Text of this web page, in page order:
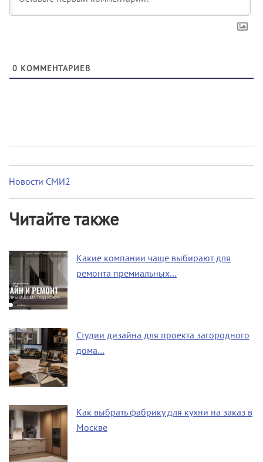
0 КОММЕНТАРИЕВ
Новости СМИ2
Читайте также
Какие компании чаще выбирают для
ремонта премиальных…
Студии дизайна для проекта загородного
дома…
Как выбрать фабрику для кухни на заказ в
Москве